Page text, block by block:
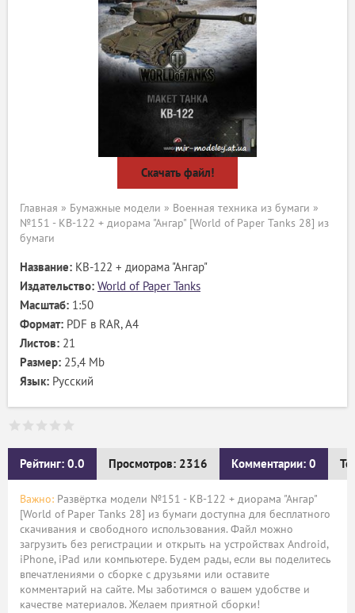
Скачать файл!
Главная » Бумажные модели » Военная техника из бумаги »
№151 - КВ-122 + диорама "Ангар" [World of Paper Tanks 28] из
бумаги
Название: КВ-122 + диорама "Ангар"
Издательство: World of Paper Tanks
Масштаб: 1:50
Формат: PDF в RAR, А4
Листов: 21
Размер: 25,4 Mb
Язык: Русский
Рейтинг: 0.0 Просмотров: 2316 Комментарии: 0
Важно: Развёртка модели №151 - КВ-122 + диорама "Ангар"
[World of Paper Tanks 28] из бумаги доступна для бесплатного
скачивания и свободного использования. Файл можно
загрузить без регистрации и открыть на устройствах Android,
iPhone, iPad или компьютере. Будем рады, если вы поделитесь
впечатлениями о сборке с друзьями или оставите
комментарий на сайте. Мы заботимся о вашем удобстве и
качестве материалов. Желаем приятной сборки!